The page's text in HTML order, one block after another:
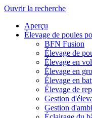
Ouvrir la recherche
Aperçu
Élevage de poules
BFN Fusion
Élevage de
Élevage en
Élevage en
Élevage en
Élevage de
Gestion
Gestion